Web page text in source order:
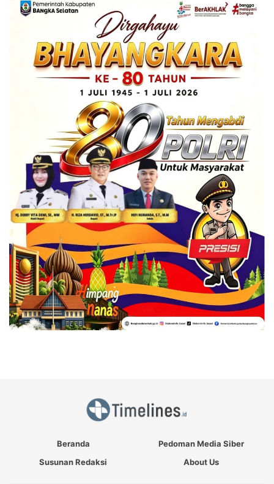
Beranda
Pedoman Media Siber
Susunan Redaksi
About Us